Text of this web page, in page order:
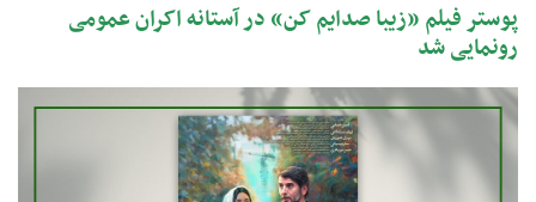
پوستر فیلم «زیبا صدایم کن» در آستانه اکران عمومی
رونمایی شد